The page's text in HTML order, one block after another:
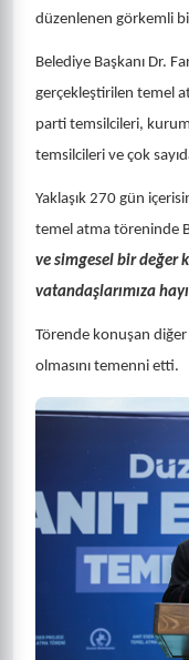
düzenlenen görkemli
Belediye Başkanı Dr.
gerçekleştirilen temel
parti temsilcileri,
temsilcileri ve çok
Yaklaşık 270 gün
temel atma töreninde
ve simgesel bir değer
vatandaşlarımıza
Törende konuşan diğer
olmasını temenni etti.